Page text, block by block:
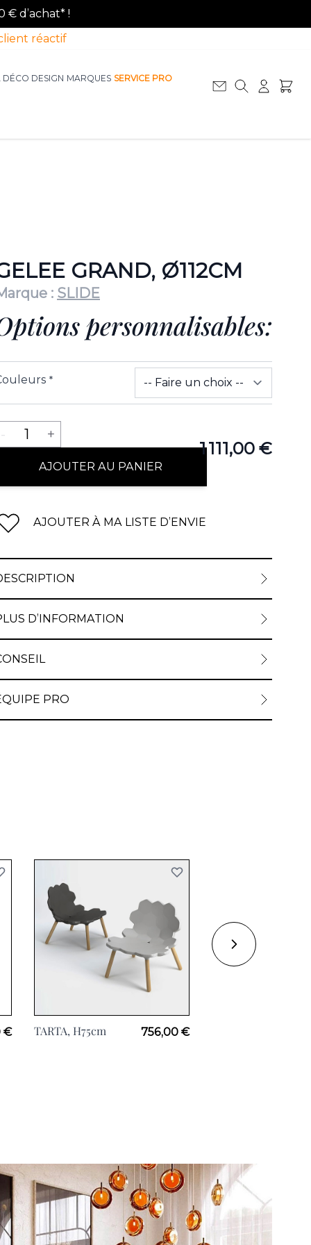
€ d’achat* !
réactif
DÉCO DESIGN MARQUES SERVICE PRO
GRAND, Ø112CM
: SLIDE
personnalisables:
*
1 111,00 €
- 1 +
AJOUTER AU PANIER
AJOUTER À MA LISTE D’ENVIE
D’INFORMATION
PRO
€ TARTA, H75cm 756,00 €